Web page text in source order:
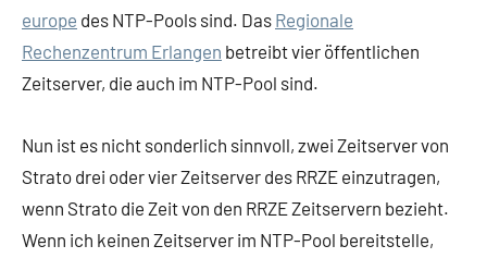
europe des NTP-Pools sind. Das Regionale
Rechenzentrum Erlangen betreibt vier öffentlichen
Zeitserver, die auch im NTP-Pool sind.
Nun ist es nicht sonderlich sinnvoll, zwei Zeitserver von
Strato drei oder vier Zeitserver des RRZE einzutragen,
wenn Strato die Zeit von den RRZE Zeitservern bezieht.
Wenn ich keinen Zeitserver im NTP-Pool bereitstelle,